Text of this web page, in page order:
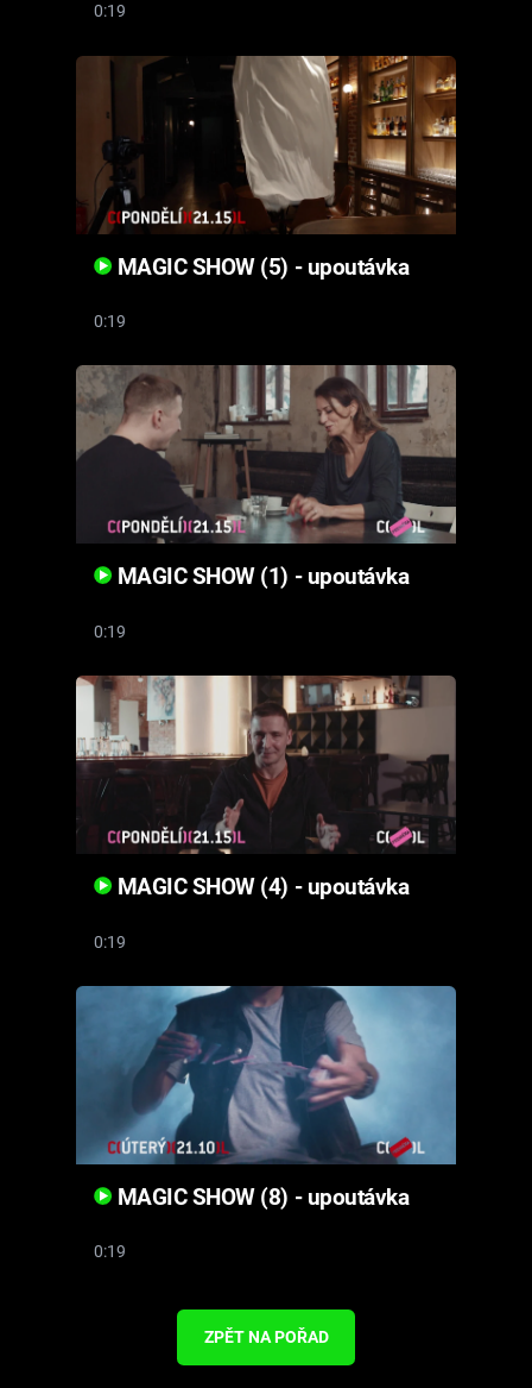
0:19
MAGIC SHOW (5) - upoutávka
0:19
MAGIC SHOW (1) - upoutávka
0:19
MAGIC SHOW (4) - upoutávka
0:19
MAGIC SHOW (8) - upoutávka
0:19
ZPĚT NA POŘAD